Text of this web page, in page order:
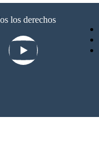
los derechos